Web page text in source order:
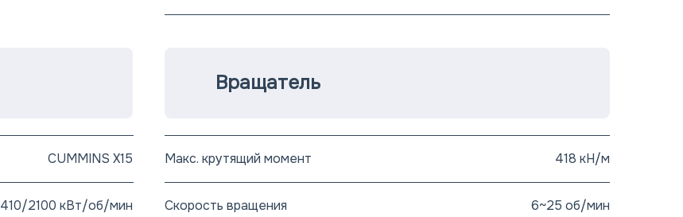
Вращатель
CUMMINS X15
410/2100 кВт/об/мин
Макс. крутящий момент 418 кН/м
Скорость вращения 6~25 об/мин